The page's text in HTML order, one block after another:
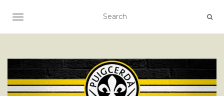
TOGGLE NAVIGATION